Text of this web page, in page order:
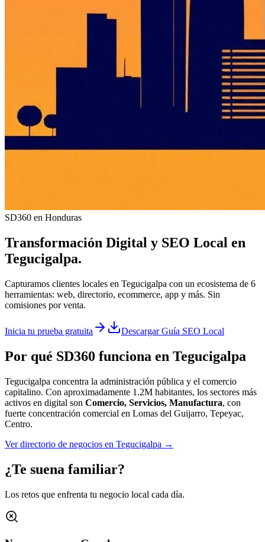
SD360 en Honduras
Transformación Digital y SEO Local en
Tegucigalpa.
Capturamos clientes locales en Tegucigalpa con un ecosistema de 6
herramientas: web, directorio, ecommerce, app y más. Sin
comisiones por venta.
Inicia tu prueba gratuita Descargar Guía SEO Local
Por qué SD360 funciona en Tegucigalpa
Tegucigalpa concentra la administración pública y el comercio
capitalino. Con aproximadamente 1.2M habitantes, los sectores más
activos en digital son Comercio, Servicios, Manufactura, con
fuerte concentración comercial en Lomas del Guijarro, Tepeyac,
Centro.
Ver directorio de negocios en Tegucigalpa →
¿Te suena familiar?
Los retos que enfrenta tu negocio local cada día.